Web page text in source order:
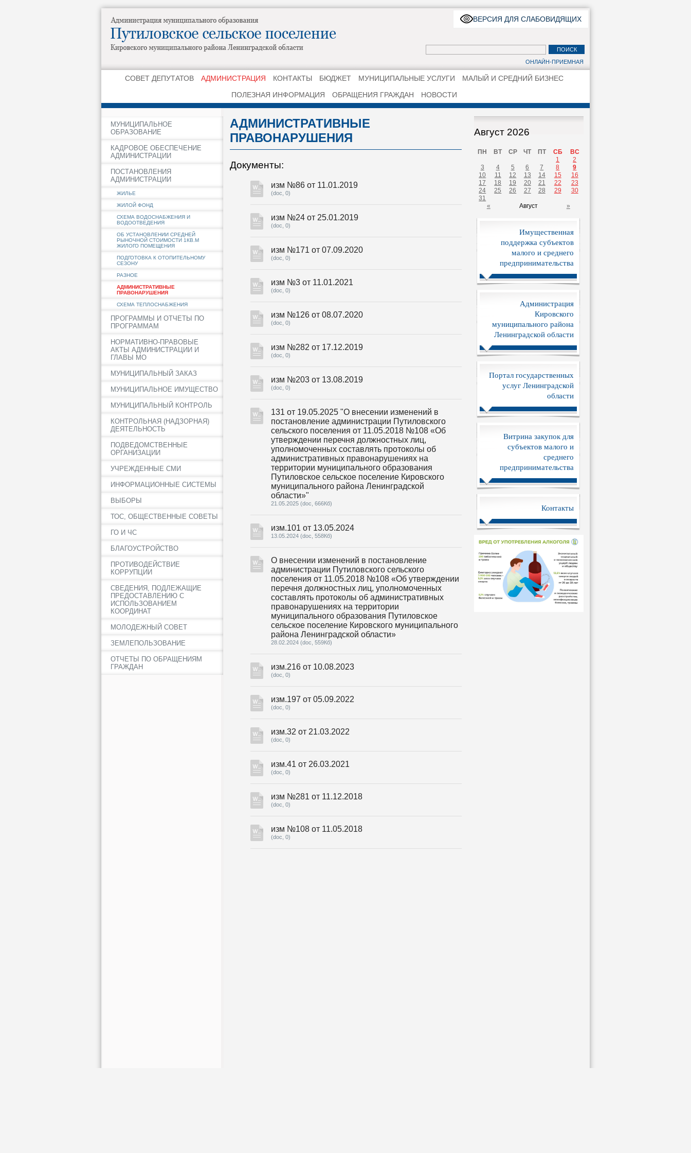
ВЕРСИЯ ДЛЯ СЛАБОВИДЯЩИХ
ОНЛАЙН-ПРИЕМНАЯ
СОВЕТ ДЕПУТАТОВ АДМИНИСТРАЦИЯ КОНТАКТЫ БЮДЖЕТ МУНИЦИПАЛЬНЫЕ УСЛУГИ
МАЛЫЙ И СРЕДНИЙ БИЗНЕС
ПОЛЕЗНАЯ ИНФОРМАЦИЯ
ОБРАЩЕНИЯ ГРАЖДАН НОВОСТИ
МУНИЦИПАЛЬНОЕ
ОБРАЗОВАНИЕ
КАДРОВОЕ ОБЕСПЕЧЕНИЕ
АДМИНИСТРАЦИИ
ПОСТАНОВЛЕНИЯ
АДМИНИСТРАЦИИ
ЖИЛЬЕ
ЖИЛОЙ ФОНД
СХЕМА ВОДОСНАБЖЕНИЯ И
ВОДООТВЕДЕНИЯ
ОБ УСТАНОВЛЕНИИ СРЕДНЕЙ
РЫНОЧНОЙ СТОИМОСТИ 1КВ.М
ЖИЛОГО ПОМЕЩЕНИЯ
ПОДГОТОВКА К ОТОПИТЕЛЬНОМУ
СЕЗОНУ
РАЗНОЕ
АДМИНИСТРАТИВНЫЕ
ПРАВОНАРУШЕНИЯ
СХЕМА ТЕПЛОСНАБЖЕНИЯ
ПРОГРАММЫ И ОТЧЕТЫ ПО
ПРОГРАММАМ
НОРМАТИВНО-ПРАВОВЫЕ
АКТЫ АДМИНИСТРАЦИИ И
ГЛАВЫ МО
МУНИЦИПАЛЬНЫЙ ЗАКАЗ
МУНИЦИПАЛЬНОЕ ИМУЩЕСТВО
МУНИЦИПАЛЬНЫЙ КОНТРОЛЬ
КОНТРОЛЬНАЯ (НАДЗОРНАЯ)
ДЕЯТЕЛЬНОСТЬ
ПОДВЕДОМСТВЕННЫЕ
ОРГАНИЗАЦИИ
УЧРЕЖДЕННЫЕ СМИ
ИНФОРМАЦИОННЫЕ СИСТЕМЫ
ВЫБОРЫ
ТОС, ОБЩЕСТВЕННЫЕ СОВЕТЫ
ГО И ЧС
БЛАГОУСТРОЙСТВО
ПРОТИВОДЕЙСТВИЕ
КОРРУПЦИИ
СВЕДЕНИЯ, ПОДЛЕЖАЩИЕ
ПРЕДОСТАВЛЕНИЮ С
ИСПОЛЬЗОВАНИЕМ
КООРДИНАТ
МОЛОДЕЖНЫЙ СОВЕТ
ЗЕМЛЕПОЛЬЗОВАНИЕ
ОТЧЕТЫ ПО ОБРАЩЕНИЯМ
ГРАЖДАН
АДМИНИСТРАТИВНЫЕ
ПРАВОНАРУШЕНИЯ
Документы:
изм №86 от 11.01.2019
(doc, 0)
изм №24 от 25.01.2019
(doc, 0)
изм №171 от 07.09.2020
(doc, 0)
изм №3 от 11.01.2021
(doc, 0)
изм №126 от 08.07.2020
(doc, 0)
изм №282 от 17.12.2019
(doc, 0)
изм №203 от 13.08.2019
(doc, 0)
131 от 19.05.2025 "О внесении изменений в
постановление администрации Путиловского
сельского поселения от 11.05.2018 №108 «Об
утверждении перечня должностных лиц,
уполномоченных составлять протоколы об
административных правонарушениях на
территории муниципального образования
Путиловское сельское поселение Кировского
муниципального района Ленинградской
области»"
21.05.2025 (doc, 666Кб)
изм.101 от 13.05.2024
13.05.2024 (doc, 558Кб)
О внесении изменений в постановление
администрации Путиловского сельского
поселения от 11.05.2018 №108 «Об утверждении
перечня должностных лиц, уполномоченных
составлять протоколы об административных
правонарушениях на территории
муниципального образования Путиловское
сельское поселение Кировского муниципального
района Ленинградской области»
28.02.2024 (doc, 559Кб)
изм.216 от 10.08.2023
(doc, 0)
изм.197 от 05.09.2022
(doc, 0)
изм.32 от 21.03.2022
(doc, 0)
изм.41 от 26.03.2021
(doc, 0)
изм №281 от 11.12.2018
(doc, 0)
изм №108 от 11.05.2018
(doc, 0)
Август 2026
ПН ВТ СР ЧТ ПТ СБ
ВС
1
2
3
4 5 6 7 8
9
10
11 12 13 14 15
16
17
18 19 20 21 22
23
24
25 26 27 28 29
30
31
«
Август »
Имущественная
поддержка субъектов
малого и среднего
предпринимательства
Администрация
Кировского
муниципального района
Ленинградской области
Портал государственных
услуг Ленинградской
области
Витрина закупок для
субъектов малого и
среднего
предпринимательства
Контакты